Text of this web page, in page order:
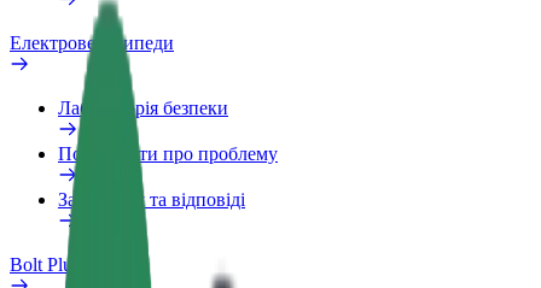
Електровелосипеди
Лабораторія безпеки
Повідомити про проблему
Запитання та відповіді
Bolt Plus